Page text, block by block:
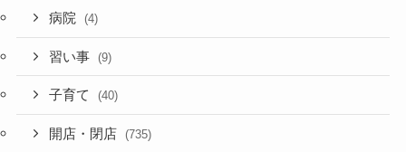
病院 (4)
習い事 (9)
子育て (40)
開店・閉店 (735)